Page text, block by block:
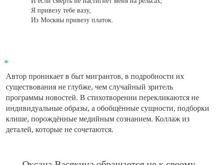
Я привезу тебе вазу,
Из Москвы привезу платок.
Автор проникает в быт мигрантов, в подробности их
существования не глубже, чем случайный зритель
программы новостей. В стихотворении перекликаются не
индивидуальные образы, а обобщённые сущности, подборки
клише, порождённые медийным сознанием. Коллаж из
деталей, которые не сочетаются.